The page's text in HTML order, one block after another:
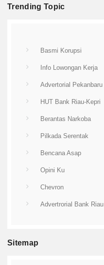
Trending Topic
Basmi Korupsi
Info Lowongan Kerja
Advertorial Pekanbaru
HUT Bank Riau-Kepri
Berantas Narkoba
Pilkada Serentak
Bencana Asap
Opini Ku
Chevron
Advertrorial Bank Riau
Sitemap